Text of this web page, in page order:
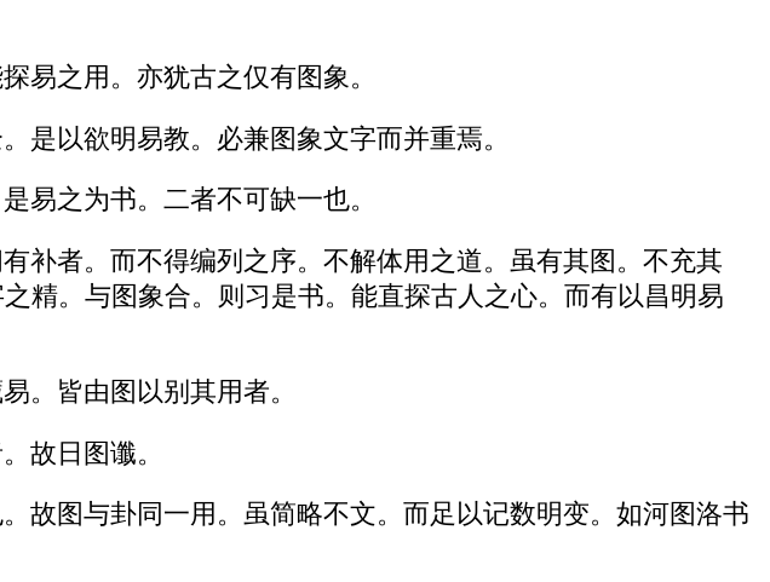
易之用。亦犹古之仅有图象。
是以欲明易教。必兼图象文字而并重焉。
易之为书。二者不可缺一也。
补者。而不得编列之序。不解体用之道。虽有其图。不充其
精。与图象合。则习是书。能直探古人之心。而有以昌明易
。皆由图以别其用者。
故日图谶。
故图与卦同一用。虽简略不文。而足以记数明变。如河图洛书